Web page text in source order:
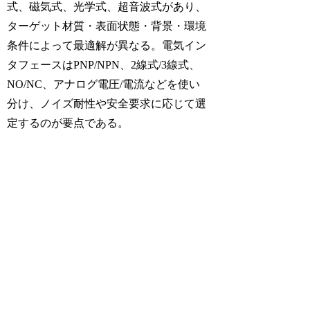
式、磁気式、光学式、超音波式があり、
ターゲット材質・表面状態・背景・環境
条件によって最適解が異なる。電気イン
タフェースはPNP/NPN、2線式/3線式、
NO/NC、アナログ電圧/電流などを使い
分け、ノイズ耐性や安全要求に応じて選
定するのが要点である。